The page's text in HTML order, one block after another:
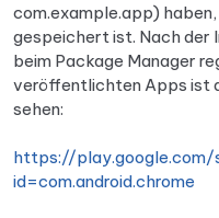
com.example.app)
gespeichert ist. Nach der
beim Package Manager
veröffentlichten Apps ist
sehen:
https://
id=com.android.chrome